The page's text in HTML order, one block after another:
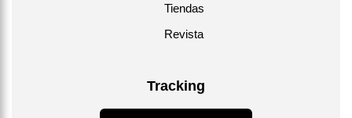
Tiendas
Revista
Tracking